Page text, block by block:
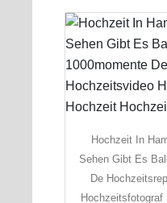
Hochzeit In
Sehen Gibt Es
De